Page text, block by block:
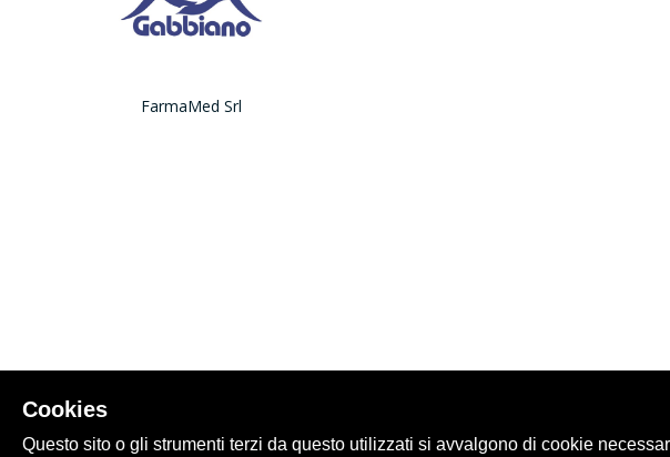
FarmaMed Srl
Cookies
Questo sito o gli strumenti terzi da questo utilizzati si avvalgono di cookie